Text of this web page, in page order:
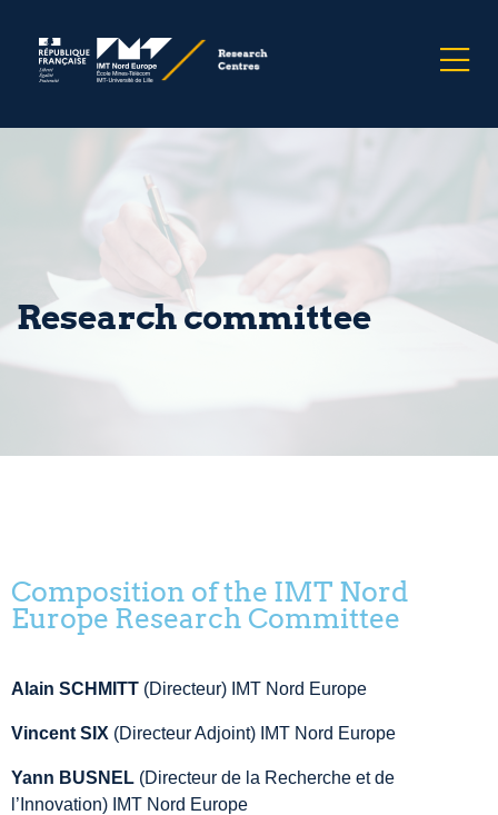
Research committee
Composition of the IMT Nord
Europe Research Committee
Alain SCHMITT (Directeur) IMT Nord Europe
Vincent SIX (Directeur Adjoint) IMT Nord Europe
Yann BUSNEL (Directeur de la Recherche et de
l’Innovation) IMT Nord Europe